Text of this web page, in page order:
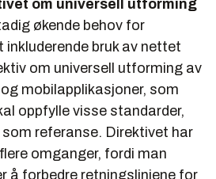
om universell utforming
økende behov for
bruk av nettet
om universell utforming av
mobilapplikasjoner, som
oppfylle visse standarder,
som referanse. Direktivet har
omganger, fordi man
å forbedre retningslinjene for